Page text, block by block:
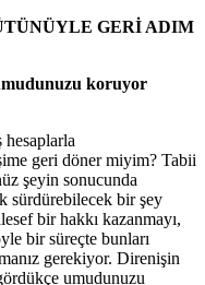
GERİ ADIM
koruyor
geri döner miyim? Tabii
şeyin sonucunda
sürdürebilecek bir şey
bir hakkı kazanmayı,
bir süreçte bunları
gerekiyor. Direnişin
umudunuzu